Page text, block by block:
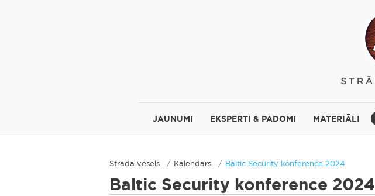
JAUNUMI EKSPERTI & PADOMI MATERIĀLI
Strādā vesels Kalendārs Baltic Security konference 2024
Baltic Security konference 2024